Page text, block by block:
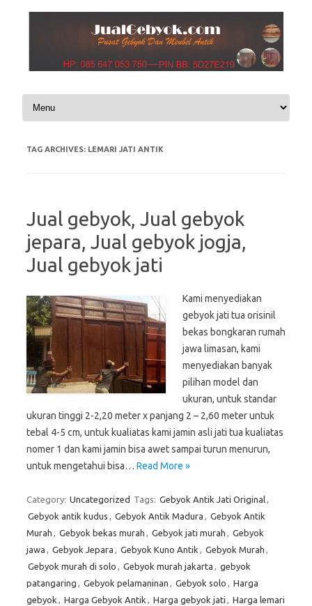
Skip to content
TAG ARCHIVES: LEMARI JATI ANTIK
Jual gebyok, Jual gebyok
jepara, Jual gebyok jogja,
Jual gebyok jati
Kami menyediakan
gebyok jati tua orisinil
bekas bongkaran rumah
jawa limasan, kami
menyediakan banyak
pilihan model dan
ukuran, untuk standar
ukuran tinggi 2-2,20 meter x panjang 2 – 2,60 meter untuk
tebal 4-5 cm, untuk kualiatas kami jamin asli jati tua kualiatas
nomer 1 dan kami jamin bisa awet sampai turun menurun,
untuk mengetahui bisa… Read More »
Category: Uncategorized Tags: Gebyok Antik Jati Original,
Gebyok antik kudus , Gebyok Antik Madura , Gebyok Antik
Murah , Gebyok bekas murah , Gebyok jati murah , Gebyok
jawa , Gebyok Jepara , Gebyok Kuno Antik , Gebyok Murah ,
Gebyok murah di solo , Gebyok murah jakarta , gebyok
patangaring , Gebyok pelamaninan , Gebyok solo , Harga
gebyok , Harga Gebyok Antik , Harga gebyok jati , Harga lemari